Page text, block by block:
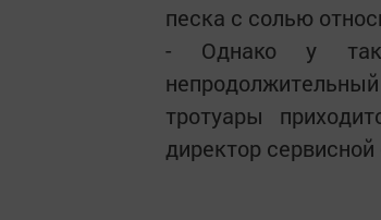
песка с солью
- Однако у
тротуары
директор